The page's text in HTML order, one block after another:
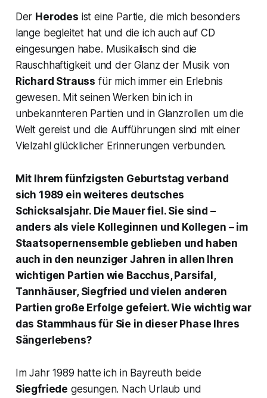
Der Herodes ist eine Partie, die mich besonders
lange begleitet hat und die ich auch auf CD
eingesungen habe. Musikalisch sind die
Rauschhaftigkeit und der Glanz der Musik von
Richard Strauss für mich immer ein Erlebnis
gewesen. Mit seinen Werken bin ich in
unbekannteren Partien und in Glanzrollen um die
Welt gereist und die Aufführungen sind mit einer
Vielzahl glücklicher Erinnerungen verbunden.
Mit Ihrem fünfzigsten Geburtstag verband
sich 1989 ein weiteres deutsches
Schicksalsjahr. Die Mauer fiel. Sie sind –
anders als viele Kolleginnen und Kollegen – im
Staatsopernensemble geblieben und haben
auch in den neunziger Jahren in allen Ihren
wichtigen Partien wie Bacchus, Parsifal,
Tannhäuser, Siegfried und vielen anderen
Partien große Erfolge gefeiert. Wie wichtig war
das Stammhaus für Sie in dieser Phase Ihres
Sängerlebens?
Im Jahr 1989 hatte ich in Bayreuth beide
Siegfriede gesungen. Nach Urlaub und